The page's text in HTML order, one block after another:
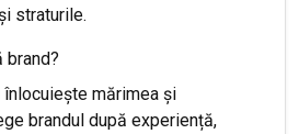
straturile.
brand?
înlocuiește mărimea și
brandul după experiență,